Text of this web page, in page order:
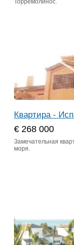
Торремолинос.
Квартира -
€ 268 000
Замечательная
моря.